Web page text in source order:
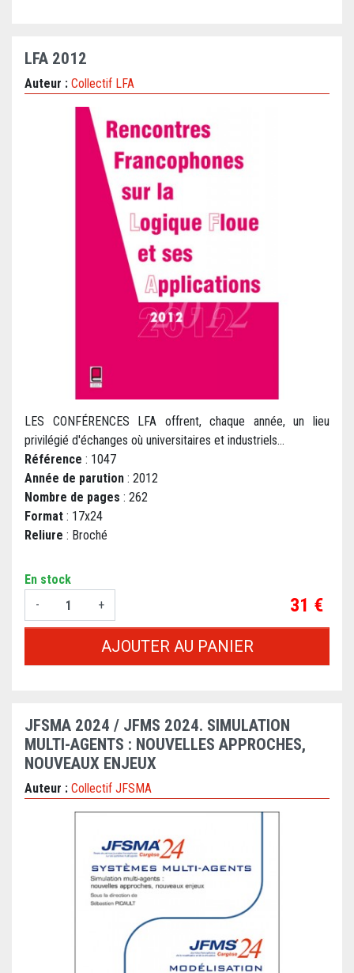
LFA 2012
Auteur : Collectif LFA
LES CONFÉRENCES LFA offrent, chaque année, un lieu
privilégié d'échanges où universitaires et industriels...
Référence : 1047
Année de parution : 2012
Nombre de pages : 262
Format : 17x24
Reliure : Broché
En stock
-
+ Prix
31 €
AJOUTER AU PANIER
JFSMA 2024 / JFMS 2024. SIMULATION
MULTI-AGENTS : NOUVELLES APPROCHES,
NOUVEAUX ENJEUX
Auteur : Collectif JFSMA